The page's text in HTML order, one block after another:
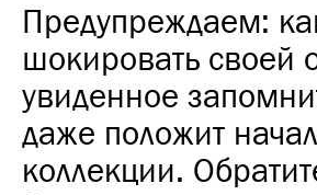
Предупреждаем:
шокировать своей
увиденное
даже положит
коллекции.